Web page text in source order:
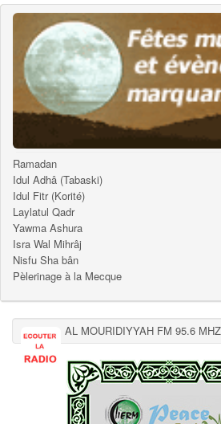
Ramadan
Idul Adhâ (Tabaski)
Idul Fitr (Korité)
Laylatul Qadr
Yawma Ashura
Isra Wal Mihrâj
Nisfu Sha bân
Pèlerinage à la Mecque
AL MOURIDIYYAH FM 95.6